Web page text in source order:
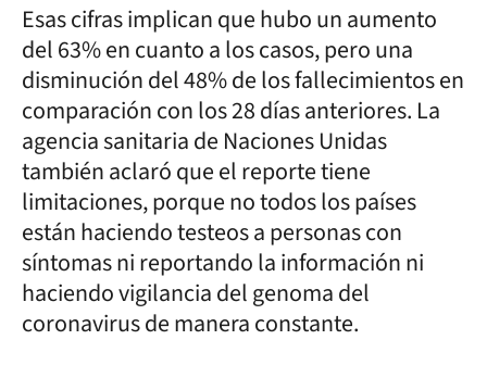
Esas cifras implican que hubo un aumento
del 63% en cuanto a los casos, pero una
disminución del 48% de los fallecimientos en
comparación con los 28 días anteriores. La
agencia sanitaria de Naciones Unidas
también aclaró que el reporte tiene
limitaciones, porque no todos los países
están haciendo testeos a personas con
síntomas ni reportando la información ni
haciendo vigilancia del genoma del
coronavirus de manera constante.